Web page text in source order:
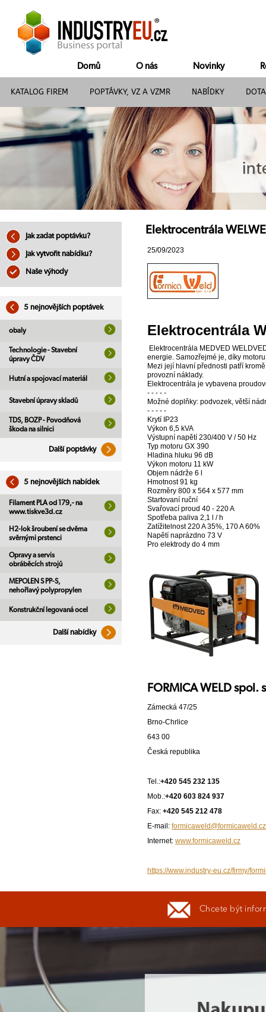
Domů O nás Novinky
KATALOG FIREM POPTÁVKY, VZ A VZMR NABÍDKY
Jak zadat poptávku?
Jak vytvořit nabídku?
Naše výhody
5 nejnovějších poptávek
obaly
Technologie - Stavební
úpravy ČDV
Hutní a spojovací materiál
Stavební úpravy skladů
TDS, BOZP - Povodňová
škoda na silnici
Další poptávky
5 nejnovějších nabídek
Filament PLA od 179,- na
www.tiskve3d.cz
H2-lok šroubení se dvěma
svěrnými prstenci
Opravy a servis
obráběcích strojů
MEPOLEN S PP-S,
nehořlavý polypropylen
Konstrukční legovaná ocel
Další nabídky
Elektrocentrála
25/09/2023
Elektrocentrála
Elektrocentrála MEDVED
energie. Samozřejmé je, díky
Mezi její hlavní přednosti patří
provozní náklady.
Elektrocentrála je vybavena
- - - - -
Možné doplňky: podvozek, větší
- - - - -
Krytí IP23
Výkon 6,5 kVA
Výstupní napětí 230/400 V / 50 Hz
Typ motoru GX 390
Hladina hluku 96 dB
Výkon motoru 11 kW
Objem nádrže 6 l
Hmotnost 91 kg
Rozměry 800 x 564 x 577 mm
Startovaní ruční
Svařovací proud 40 - 220 A
Spotřeba paliva 2,1 l / h
Zatížitelnost 220 A 35%, 170 A 60%
Napětí naprázdno 73 V
Pro elektrody do 4 mm
FORMICA WELD spol.
Zámecká 47/25
Brno-Chrlice
643 00
Česká republika
Tel.:+420 545 232 135
Mob.:+420 603 824 937
Fax: +420 545 212 478
E-mail: formicaweld@formicaweld.cz
Internet: www.formicaweld.cz
https://www.industry-eu.cz/firmy/
Chcete být